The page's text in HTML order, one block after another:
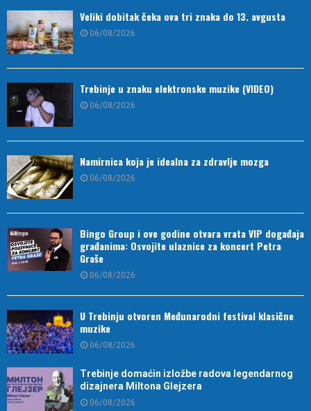
Veliki dobitak čeka ova tri znaka do 13. avgusta
06/08/2026
Trebinje u znaku elektronske muzike (VIDEO)
06/08/2026
Namirnica koja je idealna za zdravlje mozga
06/08/2026
Bingo Group i ove godine otvara vrata VIP događaja
građanima: Osvojite ulaznice za koncert Petra
Graše
06/08/2026
U Trebinju otvoren Međunarodni festival klasične
muzike
06/08/2026
Trebinje domaćin izložbe radova legendarnog
dizajnera Miltona Glejzera
06/08/2026